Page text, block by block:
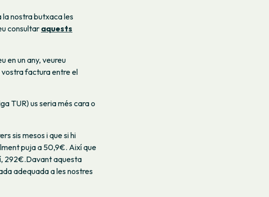
nostra butxaca les
consultar aquests
en un any, veureu
factura entre el
TUR) us seria més cara o
sis mesos i que si hi
puja a 50,9€. Així que
292€.Davant aquesta
adequada a les nostres